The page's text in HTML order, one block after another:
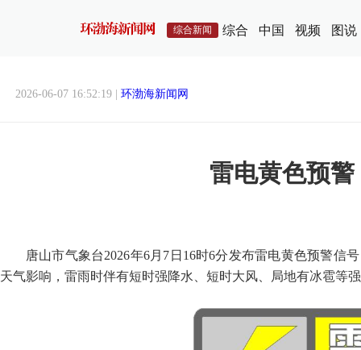
综合新闻 综合 中国 视频 图说
2026-06-07 16:52:19 | 环渤海新闻网
雷电黄色预警
唐山市气象台2026年6月7日16时6分发布雷电黄色预警信
天气影响，雷雨时伴有短时强降水、短时大风、局地有冰雹等